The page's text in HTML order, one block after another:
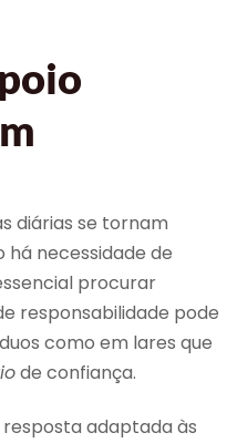
diárias se tornam
há necessidade de
procurar
responsabilidade pode
como em lares que
de confiança.
adaptada às